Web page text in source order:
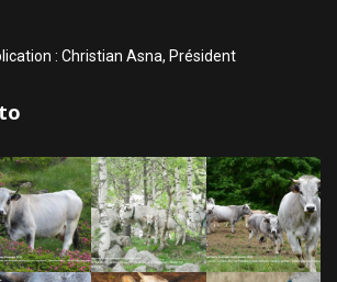
: Christian Asna, Président